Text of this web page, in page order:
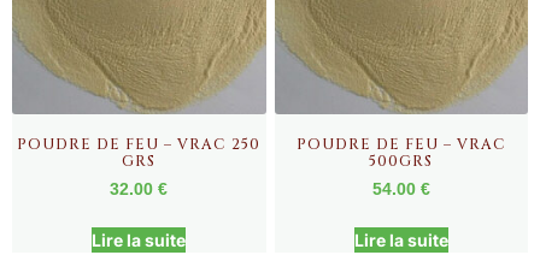
POUDRE DE FEU – VRAC 250
GRS
32.00€
Lire la suite
POUDRE DE FEU – VRAC
500GRS
54.00 €
Lire la suite